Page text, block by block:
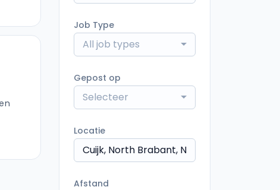
Job Type
All job types
Gepost op
Selecteer
Locatie
Afstand